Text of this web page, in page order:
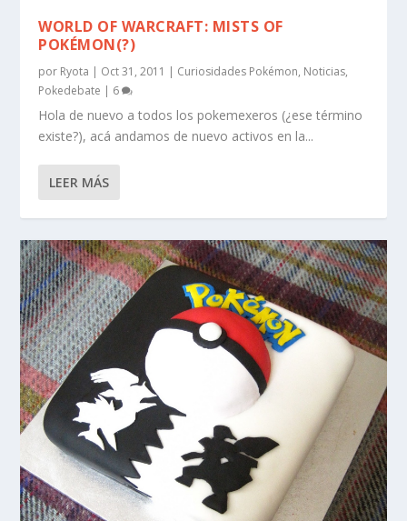
WORLD OF WARCRAFT: MISTS OF
POKÉMON(?)
por Ryota | Oct 31, 2011 | Curiosidades Pokémon, Noticias,
Pokedebate | 6
Hola de nuevo a todos los pokemexeros (¿ese término
existe?), acá andamos de nuevo activos en la...
LEER MÁS